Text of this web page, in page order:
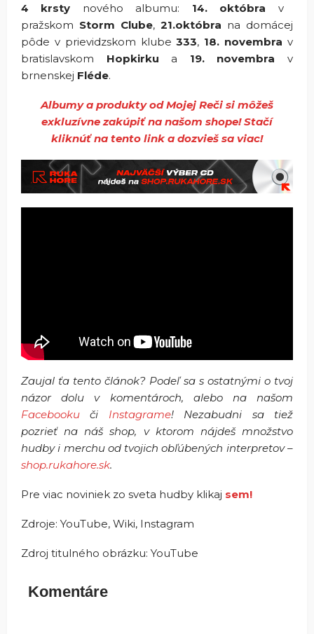
4 krsty nového albumu: 14. októbra v
pražskom Storm Clube, 21.októbra na domácej
pôde v prievidzskom klube333, 18. novembra v
bratislavskom Hopkirku a 19. novembra v
brnenskej Fléde.
Albumy a produkty od Mojej Reči si môžeš
exkluzívne zakúpiť na našom shope! Stačí
kliknúť na tento link a dozvieš sa viac!
Zaujal ťa tento článok? Podeľ sa s ostatnými o tvoj
názor dolu v komentároch, alebo na našom
Facebooku či Instagrame! Nezabudni sa tiež
pozrieť na náš shop, v ktorom nájdeš množstvo
hudby i merchu od tvojich obľúbených interpretov –
shop.rukahore.sk.
Pre viac noviniek zo sveta hudby klikaj sem!
Zdroje: YouTube, Wiki, Instagram
Zdroj titulného obrázku: YouTube
Komentáre